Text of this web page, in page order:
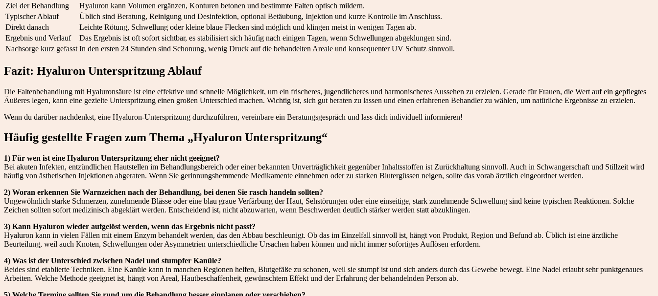
Ziel der Behandlung
Hyaluron kann Volumen ergänzen, Konturen betonen und bestimmte Falten optisch mildern.
Typischer Ablauf
Üblich sind Beratung, Reinigung und Desinfektion, optional Betäubung, Injektion und kurze Kontrolle im Anschluss.
Direkt danach
Leichte Rötung, Schwellung oder kleine blaue Flecken sind möglich und klingen meist in wenigen Tagen ab.
Ergebnis und Verlauf
Das Ergebnis ist oft sofort sichtbar, es stabilisiert sich häufig nach einigen Tagen, wenn Schwellungen abgeklungen sind.
Nachsorge kurz gefasst In den ersten 24 Stunden sind Schonung, wenig Druck auf die behandelten Areale und konsequenter UV Schutz sinnvoll.
Fazit: Hyaluron Unterspritzung Ablauf
Die Faltenbehandlung mit Hyaluronsäure ist eine effektive und schnelle Möglichkeit, um ein frischeres, jugendlicheres und harmonischeres Aussehen zu erzielen. Gerade für Frauen, die Wert auf ein gepflegtes
Äußeres legen, kann eine gezielte Unterspritzung einen großen Unterschied machen. Wichtig ist, sich gut beraten zu lassen und einen erfahrenen Behandler zu wählen, um natürliche Ergebnisse zu erzielen.
Wenn du darüber nachdenkst, eine Hyaluron-Unterspritzung durchzuführen, vereinbare ein Beratungsgespräch und lass dich individuell informieren!
Häufig gestellte Fragen zum Thema „Hyaluron Unterspritzung“
1) Für wen ist eine Hyaluron Unterspritzung eher nicht geeignet?
Bei akuten Infekten, entzündlichen Hautstellen im Behandlungsbereich oder einer bekannten Unverträglichkeit gegenüber Inhaltsstoffen ist Zurückhaltung sinnvoll. Auch in Schwangerschaft und Stillzeit wird
häufig von ästhetischen Injektionen abgeraten. Wenn Sie gerinnungshemmende Medikamente einnehmen oder zu starken Blutergüssen neigen, sollte das vorab ärztlich eingeordnet werden.
2) Woran erkennen Sie Warnzeichen nach der Behandlung, bei denen Sie rasch handeln sollten?
Ungewöhnlich starke Schmerzen, zunehmende Blässe oder eine blau graue Verfärbung der Haut, Sehstörungen oder eine einseitige, stark zunehmende Schwellung sind keine typischen Reaktionen. Solche
Zeichen sollten sofort medizinisch abgeklärt werden. Entscheidend ist, nicht abzuwarten, wenn Beschwerden deutlich stärker werden statt abzuklingen.
3) Kann Hyaluron wieder aufgelöst werden, wenn das Ergebnis nicht passt?
Hyaluron kann in vielen Fällen mit einem Enzym behandelt werden, das den Abbau beschleunigt. Ob das im Einzelfall sinnvoll ist, hängt von Produkt, Region und Befund ab. Üblich ist eine ärztliche
Beurteilung, weil auch Knoten, Schwellungen oder Asymmetrien unterschiedliche Ursachen haben können und nicht immer sofortiges Auflösen erfordern.
4) Was ist der Unterschied zwischen Nadel und stumpfer Kanüle?
Beides sind etablierte Techniken. Eine Kanüle kann in manchen Regionen helfen, Blutgefäße zu schonen, weil sie stumpf ist und sich anders durch das Gewebe bewegt. Eine Nadel erlaubt sehr punktgenaues
Arbeiten. Welche Methode geeignet ist, hängt von Areal, Hautbeschaffenheit, gewünschtem Effekt und der Erfahrung der behandelnden Person ab.